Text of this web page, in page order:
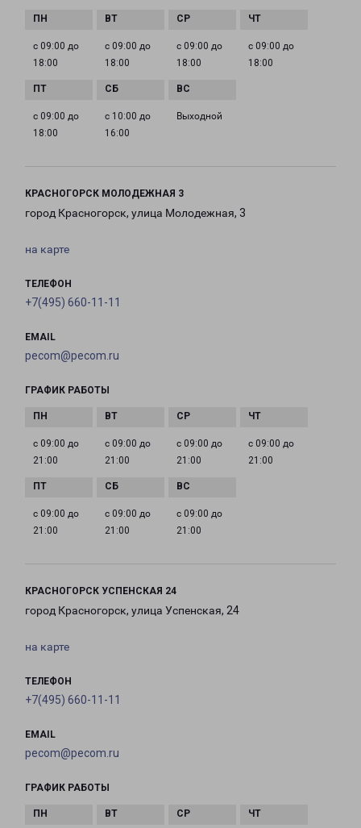
с 09:00 до
18:00
с 09:00 до
18:00
с 09:00 до
18:00
с 09:00 до
18:00
с 09:00 до
18:00
с 10:00 до
16:00
Выходной
КРАСНОГОРСК МОЛОДЕЖНАЯ 3
город Красногорск, улица Молодежная, 3
на карте
ТЕЛЕФОН
+7(495) 660-11-11
EMAIL
pecom@pecom.ru
ГРАФИК РАБОТЫ
с 09:00 до
21:00
с 09:00 до
21:00
с 09:00 до
21:00
с 09:00 до
21:00
с 09:00 до
21:00
с 09:00 до
21:00
с 09:00 до
21:00
КРАСНОГОРСК УСПЕНСКАЯ 24
город Красногорск, улица Успенская, 24
на карте
ТЕЛЕФОН
+7(495) 660-11-11
EMAIL
pecom@pecom.ru
ГРАФИК РАБОТЫ